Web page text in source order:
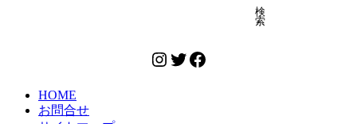
検
索
Instagram
Twitter
Facebook
HOME
お問合せ